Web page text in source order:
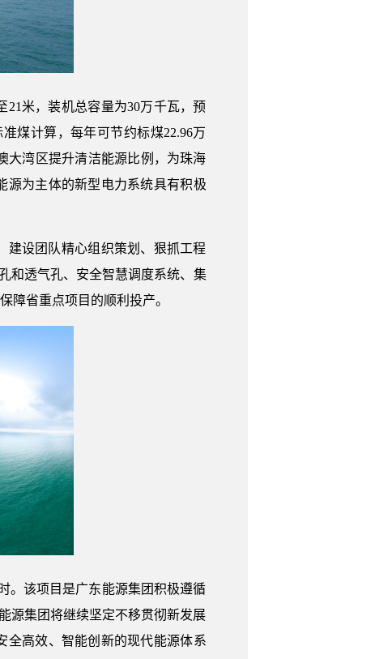
米，装机总容量为30万千瓦，预
煤计算，每年可节约标煤22.96万
大湾区提升清洁能源比例，为珠海
源为主体的新型电力系统具有积极
建设团队精心组织策划、狠抓工程
和透气孔、安全智慧调度系统、集
障省重点项目的顺利投产。
。该项目是广东能源集团积极遵循
源集团将继续坚定不移贯彻新发展
全高效、智能创新的现代能源体系